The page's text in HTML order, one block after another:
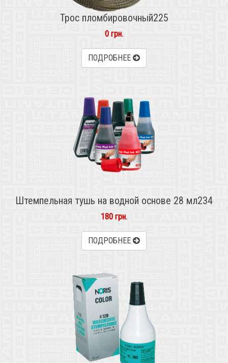
Трос пломбировочный225
0 грн.
ПОДРОБНЕЕ
Штемпельная тушь на водной основе 28 мл234
180 грн.
ПОДРОБНЕЕ